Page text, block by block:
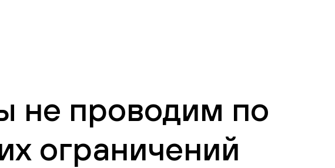
не проводим по
ограничений